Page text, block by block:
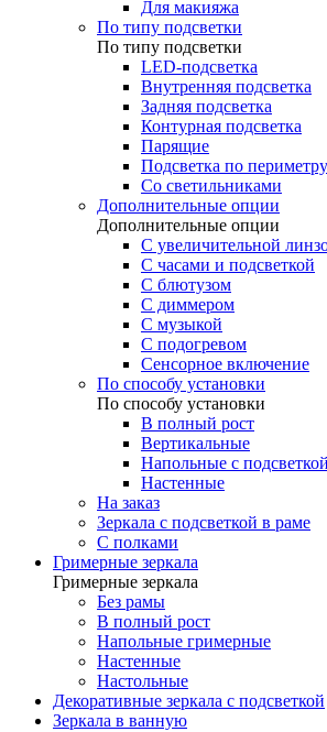
Для макияжа
По типу подсветки
По типу подсветки
LED-подсветка
Внутренняя подсветка
Задняя подсветка
Контурная подсветка
Парящие
Подсветка по периметру
Со светильниками
Дополнительные опции
Дополнительные опции
C увеличительной
C часами и подсветкой
С блютузом
С диммером
С музыкой
С подогревом
Сенсорное включение
По способу установки
По способу установки
В полный рост
Вертикальные
Напольные с подсветкой
Настенные
На заказ
Зеркала с подсветкой в раме
С полками
Гримерные зеркала
Гримерные зеркала
Без рамы
В полный рост
Напольные гримерные
Настенные
Настольные
Декоративные зеркала с подсветкой
Зеркала в ванную